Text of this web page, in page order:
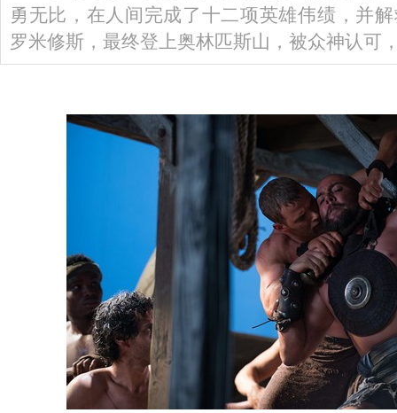
勇无比，在人间完成了十二项英雄伟绩，并
罗米修斯，最终登上奥林匹斯山，被众神认可